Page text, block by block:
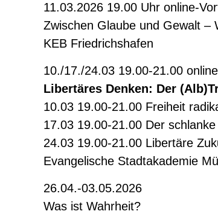
11.03.2026 19.00 Uhr online-
Zwischen Glaube und Gewalt –
KEB Friedrichshafen
10./17./24.03 19.00-21.00 online
Libertäres Denken: Der
10.03 19.00-21.00 Freiheit
17.03 19.00-21.00 Der
24.03 19.00-21.00 Libertäre
Evangelische Stadtakademie
26.04.-03.05.2026
Was ist Wahrheit?